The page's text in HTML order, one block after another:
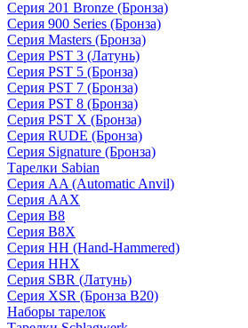
Серия 201 Bronze (Бронза)
Серия 900 Series (Бронза)
Серия Masters (Бронза)
Серия PST 3 (Латунь)
Серия PST 5 (Бронза)
Серия PST 7 (Бронза)
Серия PST 8 (Бронза)
Серия PST X (Бронза)
Серия RUDE (Бронза)
Серия Signature (Бронза)
Тарелки Sabian
Серия AA (Automatic Anvil)
Серия AAX
Серия B8
Серия B8X
Серия HH (Hand-Hammered)
Серия HHX
Серия SBR (Латунь)
Серия XSR (Бронза B20)
Наборы тарелок